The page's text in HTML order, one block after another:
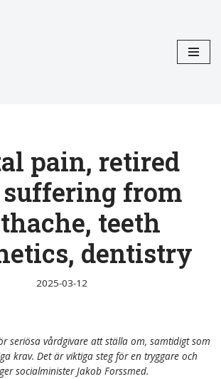
pain, retired
from
teeth
dentistry
2025-03-12
seriösa vårdgivare att ställa om, samtidigt som
krav. Det är viktiga steg för en tryggare och
socialminister Jakob Forssmed.